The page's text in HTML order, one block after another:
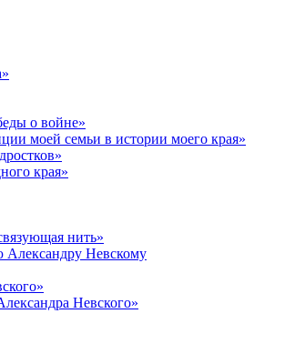
о войне»
моей семьи в истории моего края»
края»
нить»
Александру Невскому
Невского»